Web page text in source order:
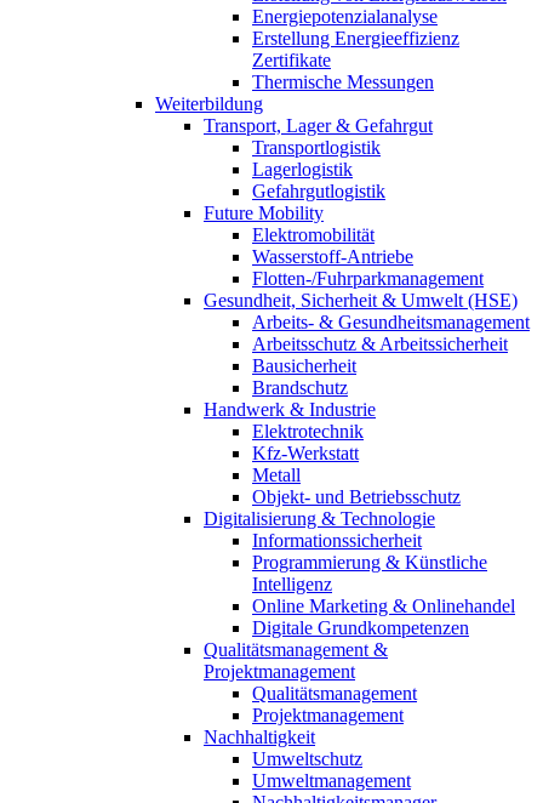
Energiepotenzialanalyse
Erstellung Energieeffizienz
Zertifikate
Thermische Messungen
Weiterbildung
Transport, Lager & Gefahrgut
Transportlogistik
Lagerlogistik
Gefahrgutlogistik
Future Mobility
Elektromobilität
Wasserstoff-Antriebe
Flotten-/Fuhrparkmanagement
Gesundheit, Sicherheit & Umwelt (HSE)
Arbeits- & Gesundheitsmanagement
Arbeitsschutz & Arbeitssicherheit
Bausicherheit
Brandschutz
Handwerk & Industrie
Elektrotechnik
Kfz-Werkstatt
Metall
Objekt- und Betriebsschutz
Digitalisierung & Technologie
Informationssicherheit
Programmierung & Künstliche
Intelligenz
Online Marketing & Onlinehandel
Digitale Grundkompetenzen
Qualitätsmanagement &
Projektmanagement
Qualitätsmanagement
Projektmanagement
Nachhaltigkeit
Umweltschutz
Umweltmanagement